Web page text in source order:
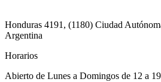
Honduras 4191, (1180) Ciudad
Argentina
Horarios
Abierto de Lunes a Domingos de 12 a